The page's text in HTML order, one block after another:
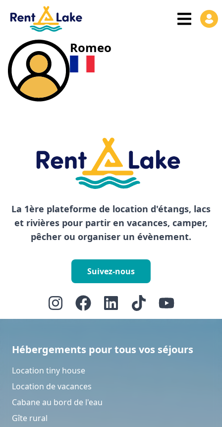
Romeo
La 1ère plateforme de location d'étangs, lacs
et rivières pour partir en vacances, camper,
pêcher ou organiser un évènement.
Suivez-nous
Hébergements pour tous vos séjours
Location tiny house
Location de vacances
Cabane au bord de l'eau
Gîte rural